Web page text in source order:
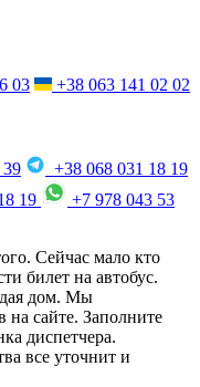
03
+38 063 141 02 02
39
+38 068 031 18 19
19
+7 978 043 53
Сейчас мало кто
билет на автобус.
дом. Мы
на сайте. Заполните
диспетчера.
все уточнит и